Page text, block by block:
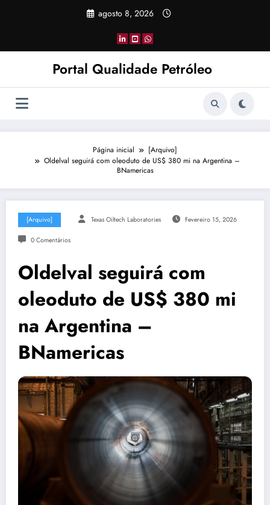
agosto 8, 2026
Portal Qualidade Petróleo
Página inicial
[Arquivo]
Oldelval seguirá com oleoduto de US$ 380 mi na Argentina –
BNamericas
[Arquivo] Texas Oiltech Laboratories Fevereiro 15, 2026
0 Comentários
Oldelval seguirá com
oleoduto de US$ 380 mi
na Argentina –
BNamericas